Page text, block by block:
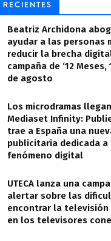
Beatriz Archidona
ayudar a las personas
reducir la brecha
campaña de ‘12 Meses,
de agosto
Los microdramas
Mediaset Infinity:
trae a España una
publicitaria dedicada a
fenómeno digital
UTECA lanza una
alertar sobre las
encontrar la
en los televisores